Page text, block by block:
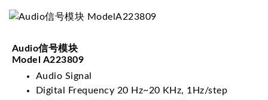
Audio信号模块
Model A223809
Audio Signal
Digital Frequency 20 Hz~20 KHz, 1Hz/step